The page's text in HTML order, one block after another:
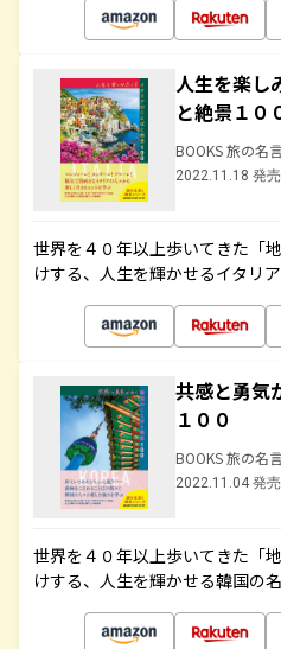
人生を楽し
と絶景１０
BOOKS 旅の名
2022.11.18 発売
世界を４０年以上歩いてきた「
けする、人生を輝かせるイタリ
共感と勇気
１００
BOOKS 旅の名
2022.11.04 発売
世界を４０年以上歩いてきた「
けする、人生を輝かせる韓国の